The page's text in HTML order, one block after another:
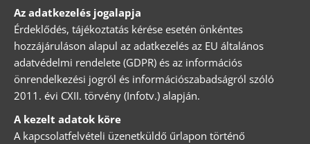
Az adatkezelés jogalapja
Érdeklődés, tájékoztatás kérése esetén önkéntes
hozzájáruláson alapul az adatkezelés az EU általános
adatvédelmi rendelete (GDPR) és az információs
önrendelkezési jogról és információszabadságról szóló
2011. évi CXII. törvény (Infotv.) alapján.
A kezelt adatok köre
A kapcsolatfelvételi üzenetküldő űrlapon történő